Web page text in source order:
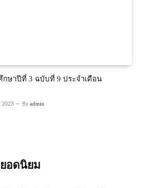
ษาปีที่ 3 ฉบับที่ 9 ประจำเดือน
By admin
อดนิยม